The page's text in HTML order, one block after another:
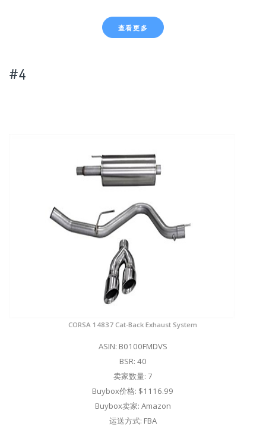
查看更多
#4
CORSA 14837 Cat-Back Exhaust System
ASIN: B0100FMDVS
BSR: 40
卖家数量: 7
Buybox价格: $1116.99
Buybox卖家: Amazon
运送方式: FBA